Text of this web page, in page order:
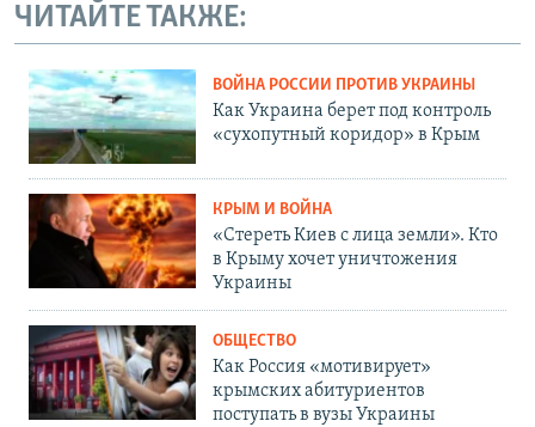
ЧИТАЙТЕ ТАКЖЕ:
ВОЙНА РОССИИ ПРОТИВ УКРАИНЫ
Как Украина берет под контроль
«сухопутный коридор» в Крым
КРЫМ И ВОЙНА
«Стереть Киев с лица земли». Кто
в Крыму хочет уничтожения
Украины
ОБЩЕСТВО
Как Россия «мотивирует»
крымских абитуриентов
поступать в вузы Украины